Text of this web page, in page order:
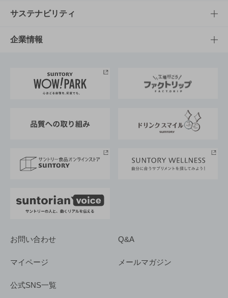
商品発売情報
栄養成分一覧
キャンペーン
工場見学
地域情報
文化・スポーツTOP
サントリーホール
サントリーサンバーズ大阪
サステナビリティ
サステナビリティTOP
サントリーが考えるサステナビリティ経営
企業情報
企業概要
採用情報
お問い合わせ Q&A
マイページ メールマガジン
公式SNS一覧